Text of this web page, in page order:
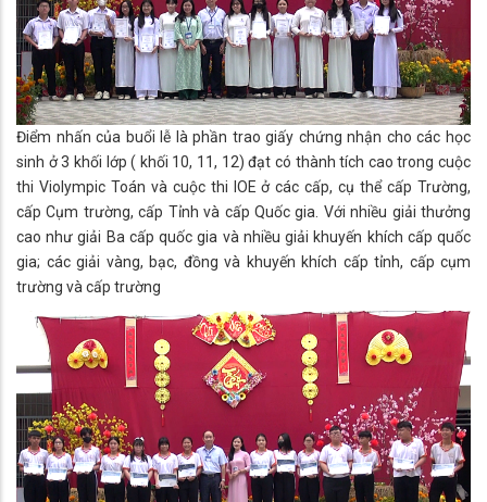
Điểm nhấn của buổi lễ là phần trao giấy chứng nhận cho các học
sinh ở 3 khối lớp ( khối 10, 11, 12) đạt có thành tích cao trong cuộc
thi Violympic Toán và cuộc thi IOE ở các cấp, cụ thể cấp Trường,
cấp Cụm trường, cấp Tỉnh và cấp Quốc gia. Với nhiều giải thưởng
cao như giải Ba cấp quốc gia và nhiều giải khuyến khích cấp quốc
gia; các giải vàng, bạc, đồng và khuyến khích cấp tỉnh, cấp cụm
trường và cấp trường